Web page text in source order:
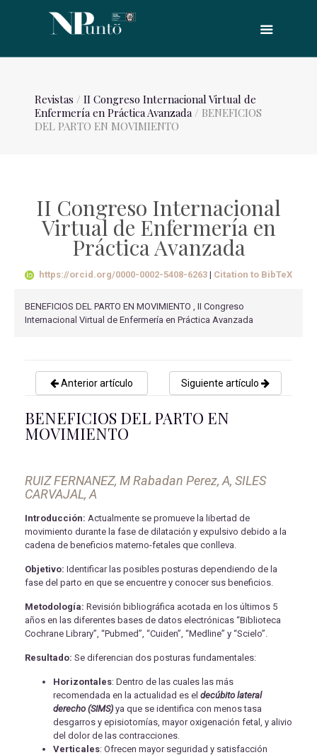
Revistas / II Congreso Internacional Virtual de
Enfermería en Práctica Avanzada/ BENEFICIOS
DEL PARTO EN MOVIMIENTO
II Congreso Internacional
Virtual de Enfermería en
Práctica Avanzada
https://orcid.org/0000-0002-5408-6263| Citation to BibTeX
BENEFICIOS DEL PARTO EN MOVIMIENTO , II Congreso
Internacional Virtual de Enfermería en Práctica Avanzada
Anterior artículo Siguiente artículo
BENEFICIOS DEL PARTO EN
MOVIMIENTO
RUIZ FERNANEZ, M Rabadan Perez, A, SILES
CARVAJAL, A
Introducción: Actualmente se promueve la libertad de
movimiento durante la fase de dilatación y expulsivo debido a la
cadena de beneficios materno-fetales que conlleva.
Objetivo: Identificar las posibles posturas dependiendo de la
fase del parto en que se encuentre y conocer sus beneficios.
Metodología: Revisión bibliográfica acotada en los últimos 5
años en las diferentes bases de datos electrónicas “Biblioteca
Cochrane Library”, “Pubmed”, “Cuiden”, “Medline” y “Scielo”.
Resultado: Se diferencian dos posturas fundamentales:
Horizontales: Dentro de las cuales las más
recomendada en la actualidad es el decúbito lateral
derecho (SIMS) ya que se identifica con menos tasa
desgarros y episiotomías, mayor oxigenación fetal, y alivio
del dolor de las contracciones.
Verticales: Ofrecen mayor seguridad y satisfacción